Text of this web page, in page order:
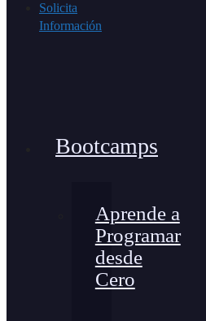
Solicita
Información
Bootcamps
Aprende a
Programar
desde
Cero